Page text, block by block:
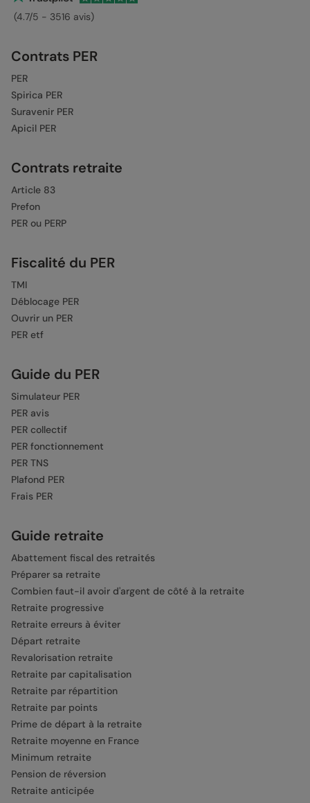
(4.7/5 - 3516 avis)
Contrats PER
PER
Spirica PER
Suravenir PER
Apicil PER
Contrats retraite
Article 83
Prefon
PER ou PERP
Fiscalité du PER
TMI
Déblocage PER
Ouvrir un PER
PER etf
Guide du PER
Simulateur PER
PER avis
PER collectif
PER fonctionnement
PER TNS
Plafond PER
Frais PER
Guide retraite
Abattement fiscal des retraités
Préparer sa retraite
Combien faut-il avoir d'argent de côté à la retraite
Retraite progressive
Retraite erreurs à éviter
Départ retraite
Revalorisation retraite
Retraite par capitalisation
Retraite par répartition
Retraite par points
Prime de départ à la retraite
Retraite moyenne en France
Minimum retraite
Pension de réversion
Retraite anticipée